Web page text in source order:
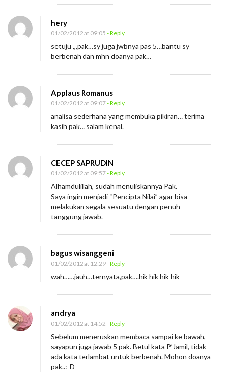
hery
01/02/2012 at 09:05 - Reply
setuju ,,,pak…sy juga jwbnya pas 5…bantu sy
berbenah dan mhn doanya pak…
Applaus Romanus
01/02/2012 at 09:07- Reply
analisa sederhana yang membuka pikiran… terima
kasih pak… salam kenal.
CECEP SAPRUDIN
01/02/2012 at 09:57- Reply
Alhamdulillah, sudah menuliskannya Pak.
Saya ingin menjadi “Pencipta Nilai” agar bisa
melakukan segala sesuatu dengan penuh
tanggung jawab.
bagus wisanggeni
01/02/2012 at 12:29- Reply
wah……jauh…ternyata,pak….hik hik hik hik
andrya
01/02/2012 at 14:52 - Reply
Sebelum meneruskan membaca sampai ke bawah,
sayapun juga jawab 5 pak. Betul kata P’Jamil, tidak
ada kata terlambat untuk berbenah. Mohon doanya
pak..:-D